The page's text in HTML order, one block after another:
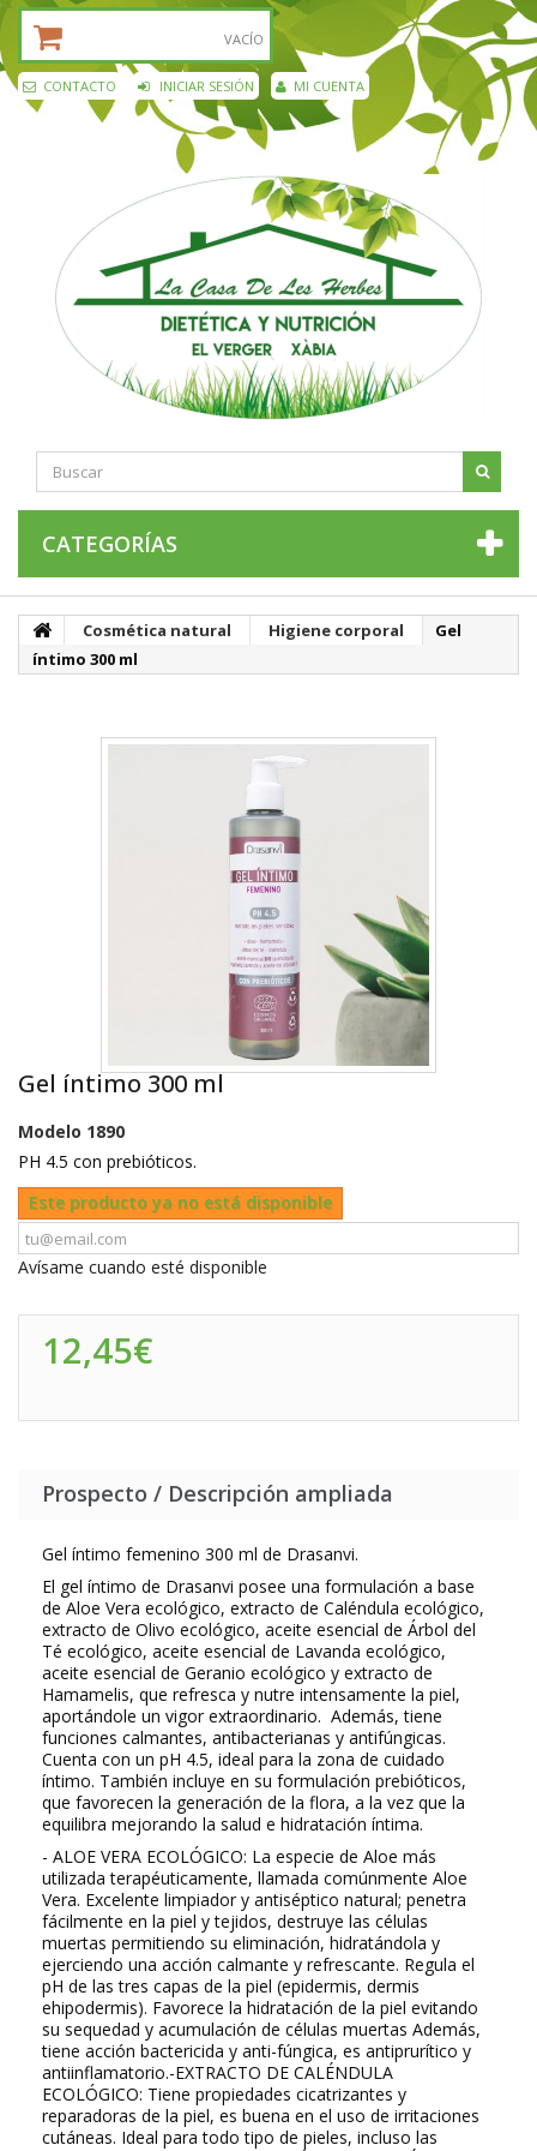
VACÍO
CONTACTO INICIAR SESIÓN MI CUENTA
CATEGORÍAS
Cosmética natural Higiene corporal
Gel
íntimo 300 ml
Gel íntimo 300 ml
Modelo 1890
PH 4.5 con prebióticos.
Este producto ya no está disponible
Avísame cuando esté disponible
12,45€
Prospecto / Descripción ampliada
Gel íntimo femenino 300 ml de Drasanvi.
El gel íntimo de Drasanvi posee una formulación a base
de Aloe Vera ecológico, extracto de Caléndula ecológico,
extracto de Olivo ecológico, aceite esencial de Árbol del
Té ecológico, aceite esencial de Lavanda ecológico,
aceite esencial de Geranio ecológico y extracto de
Hamamelis, que refresca y nutre intensamente la piel,
aportándole un vigor extraordinario. Además, tiene
funciones calmantes, antibacterianas y antifúngicas.
Cuenta con un pH 4.5, ideal para la zona de cuidado
íntimo. También incluye en su formulación prebióticos,
que favorecen la generación de la flora, a la vez que la
equilibra mejorando la salud e hidratación íntima.
- ALOE VERA ECOLÓGICO: La especie de Aloe más
utilizada terapéuticamente, llamada comúnmente Aloe
Vera. Excelente limpiador y antiséptico natural; penetra
fácilmente en la piel y tejidos, destruye las células
muertas permitiendo su eliminación, hidratándola y
ejerciendo una acción calmante y refrescante. Regula el
pH de las tres capas de la piel (epidermis, dermis
ehipodermis). Favorece la hidratación de la piel evitando
su sequedad y acumulación de células muertas Además,
tiene acción bactericida y anti-fúngica, es antiprurítico y
antiinflamatorio.-EXTRACTO DE CALÉNDULA
ECOLÓGICO: Tiene propiedades cicatrizantes y
reparadoras de la piel, es buena en el uso de irritaciones
cutáneas. Ideal para todo tipo de pieles, incluso las